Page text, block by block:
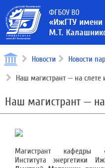
ФГБОУ ВО
«ИжГТУ имени
М.Т.
Новости Новости
Наш магистрант — на слете
Наш магистрант —
Магистрант кафедры
Института энергетики